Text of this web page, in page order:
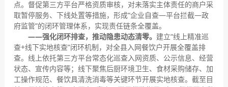
点。督促第三方平台严格资质审核，对未落实主体责任的商户采
取暂停服务、下线处置等措施，形成“企业自查—平台拦截—政
府监管”的闭环管理体系，实现责任链条全覆盖。
——强化闭环排查，推动隐患动态清零。 建立“线上精准巡
查+线下实地核查”闭环机制，对全县入网餐饮户开展全覆盖排
查。线上依托第三方平台常态化巡查入网资质、公示信息、经营
状态、宣传内容等；线下聚焦后厨环境卫生、食材采购储存、加
工操作规范、餐饮具清洗消毒等关键环节开展实地核查。截至目